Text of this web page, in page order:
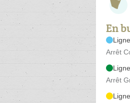
En
Arrêt
Arrêt